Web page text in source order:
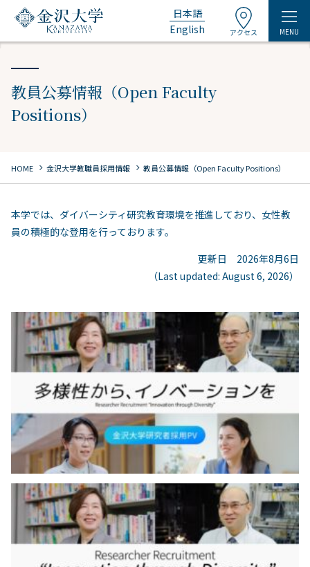
日本語
English
アクセス MENU
教員公募情報（Open Faculty
Positions）
HOME chevron_right 金沢大学教職員採用情報 chevron_right 教員公募情報（Open Faculty Positions）
本学では、ダイバーシティ研究教育環境を推進しており、女性教
員の積極的な登用を行っております。
更新日 2026年8月6日
（Last updated: August 6, 2026）